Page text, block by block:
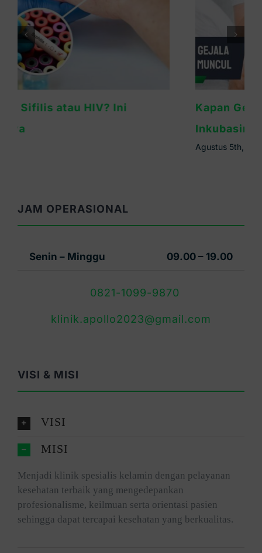
Kapan Gejala Sifilis Muncul? Ini Masa
Inkubasinya
JAM OPERASIONAL
Senin – Minggu 09.00 – 19.00
0821-1099-9870
klinik.apollo2023@gmail.com
VISI & MISI
VISI
MISI
Menjadi klinik spesialis kelamin dengan pelayanan
kesehatan terbaik yang mengedepankan
profesionalisme, keilmuan serta orientasi pasien
sehingga dapat tercapai kesehatan yang berkualitas.